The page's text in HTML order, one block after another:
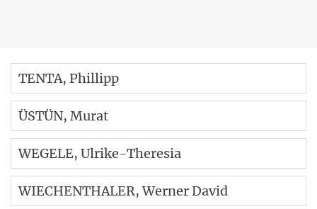
TENTA, Phillipp
ÜSTÜN, Murat
WEGELE, Ulrike-Theresia
WIECHENTHALER, Werner David